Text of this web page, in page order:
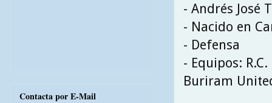
- Andrés José
- Nacido en
- Defensa
- Equipos:
Buriram
Contacta por E-Mail